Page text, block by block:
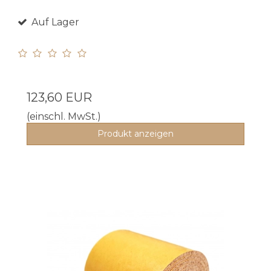
Auf Lager
123,60 EUR
(einschl. MwSt.)
Produkt anzeigen